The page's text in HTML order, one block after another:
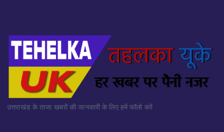
उत्तराखंड के ताजा खबरों की जानकारी के लिए हमें फॉलो करें